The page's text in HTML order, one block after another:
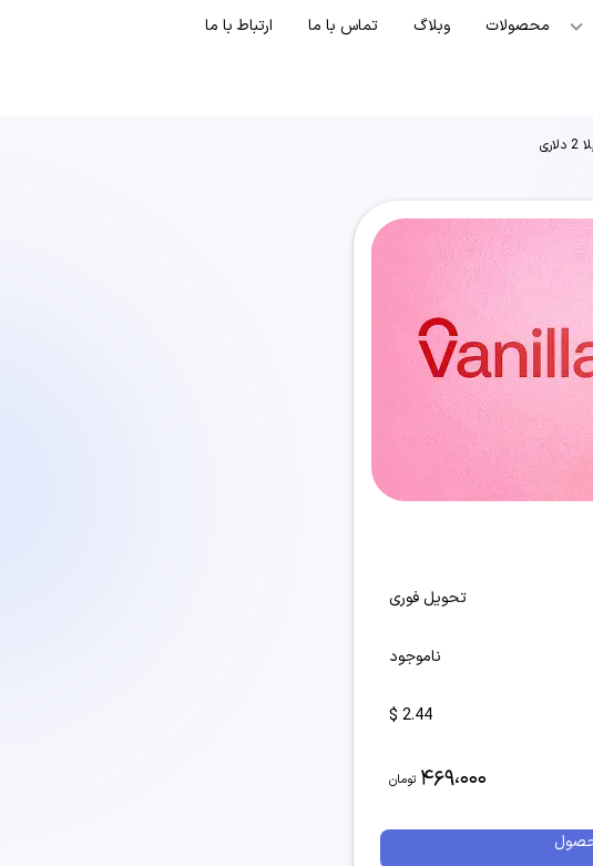
محصولات وبلاگ تماس با ما ارتباط با ما
تحویل فوری
ناموجود
2.44 $
469،000 تومان